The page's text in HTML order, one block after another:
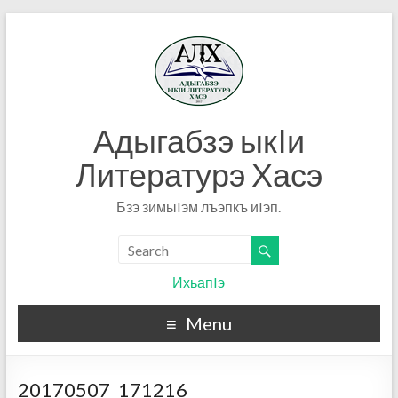
Адыгабзэ ыкIи
Литературэ Хасэ
Бзэ зимыIэм лъэпкъ иIэп.
ИхьапIэ
Menu
20170507_171216